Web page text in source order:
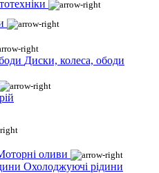
Диски, колеса, ободи
оливи
Охолоджуючі рідини